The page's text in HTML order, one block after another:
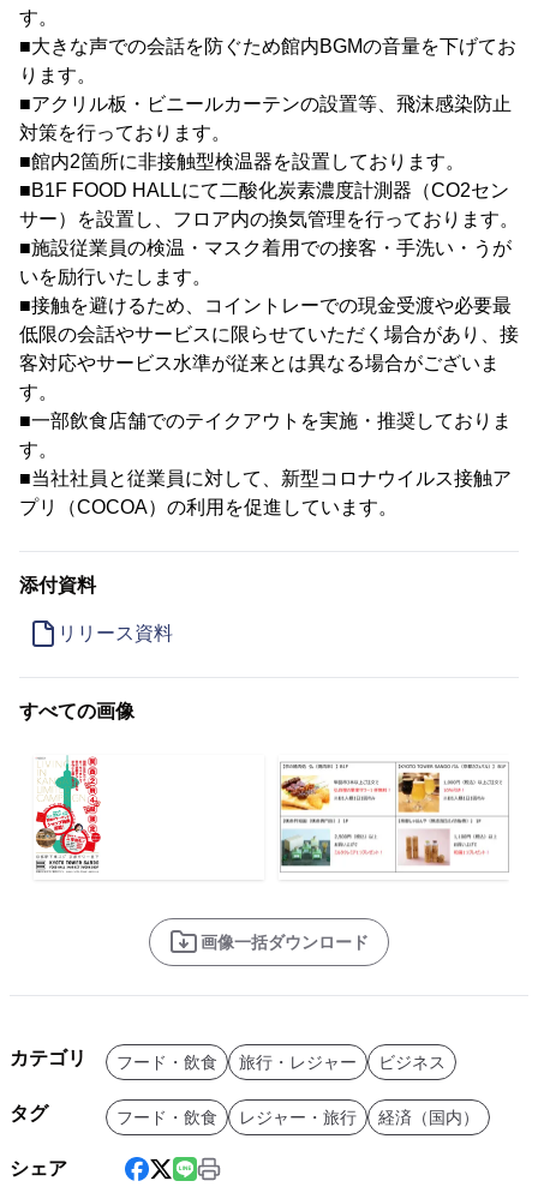
す。
■大きな声での会話を防ぐため館内BGMの音量を下げてお
ります。
■アクリル板・ビニールカーテンの設置等、飛沫感染防止
対策を行っております。
■館内2箇所に非接触型検温器を設置しております。
■B1F FOOD HALLにて二酸化炭素濃度計測器（CO2セン
サー）を設置し、フロア内の換気管理を行っております。
■施設従業員の検温・マスク着用での接客・手洗い・うが
いを励行いたします。
■接触を避けるため、コイントレーでの現金受渡や必要最
低限の会話やサービスに限らせていただく場合があり、接
客対応やサービス水準が従来とは異なる場合がございま
す。
■一部飲食店舗でのテイクアウトを実施・推奨しておりま
す。
■当社社員と従業員に対して、新型コロナウイルス接触ア
プリ（COCOA）の利用を促進しています。
添付資料
リリース資料
すべての画像
画像一括ダウンロード
カテゴリ フード・飲食 旅行・レジャー ビジネス
タグ フード・飲食 レジャー・旅行 経済（国内）
シェア